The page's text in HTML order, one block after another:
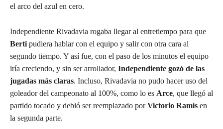
el arco del azul en cero.
Independiente Rivadavia rogaba llegar al entretiempo para que
Berti pudiera hablar con el equipo y salir con otra cara al
segundo tiempo. Y así fue, con el paso de los minutos el equipo
iría creciendo, y sin ser arrollador, Independiente gozó de las
jugadas más claras. Incluso, Rivadavia no pudo hacer uso del
goleador del campeonato al 100%, como lo es Arce, que llegó al
partido tocado y debió ser reemplazado porVictorio Ramis en
la segunda parte.